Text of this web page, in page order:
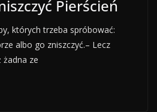
Pierścień
których trzeba spróbować:
albo go zniszczyć.– Lecz
żadna ze